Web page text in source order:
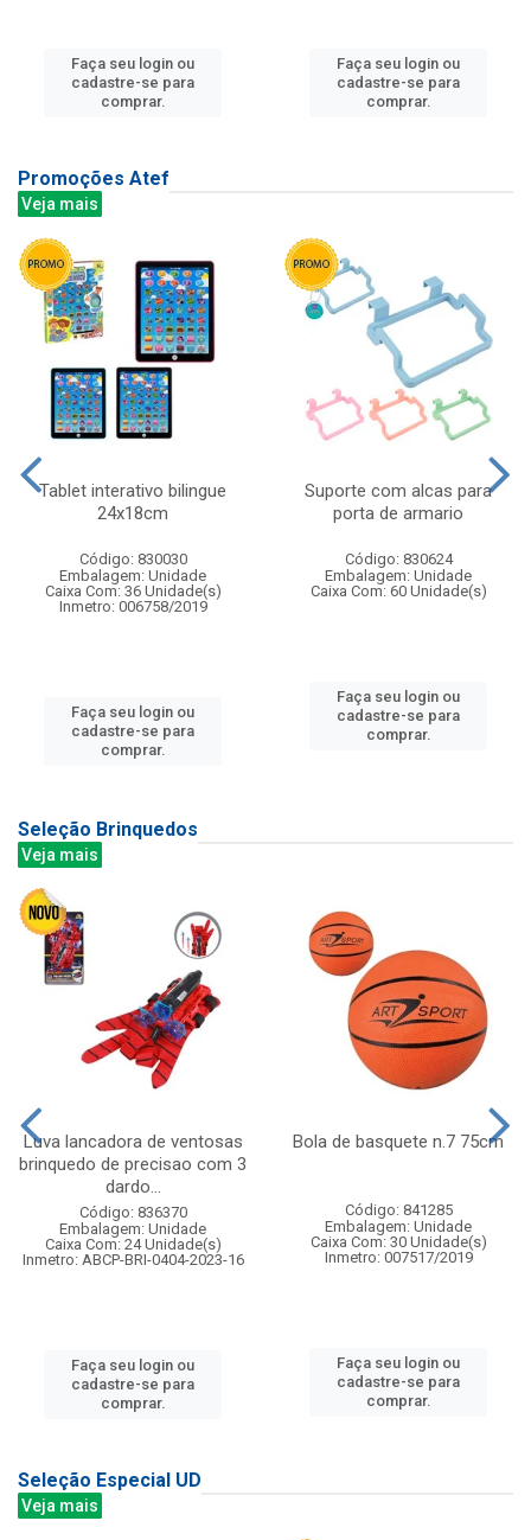
Faça seu login ou
cadastre-se para
comprar.
Faça seu login ou
cadastre-se para
comprar.
Promoções Atef
Veja mais
Tablet interativo bilingue
24x18cm
Código: 830030
Embalagem: Unidade
Caixa Com: 36 Unidade(s)
Inmetro: 006758/2019
Faça seu login ou
cadastre-se para
comprar.
Suporte com alcas para
porta de armario
Código: 830624
Embalagem: Unidade
Caixa Com: 60 Unidade(s)
Faça seu login ou
cadastre-se para
comprar.
Seleção Brinquedos
Veja mais
Luva lancadora de ventosas
brinquedo de precisao com 3
dardo...
Código: 836370
Embalagem: Unidade
Caixa Com: 24 Unidade(s)
Inmetro: ABCP-BRI-0404-2023-16
Faça seu login ou
cadastre-se para
comprar.
Bola de basquete n.7 75cm
Código: 841285
Embalagem: Unidade
Caixa Com: 30 Unidade(s)
Inmetro: 007517/2019
Faça seu login ou
cadastre-se para
comprar.
Seleção Especial UD
Veja mais